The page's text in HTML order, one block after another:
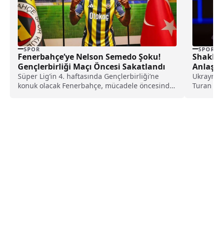
SPOR
Fenerbahçe’ye Nelson Semedo Şoku!
Gençlerbirliği Maçı Öncesi Sakatlandı
Süper Lig’in 4. haftasında Gençlerbirliği’ne
konuk olacak Fenerbahçe, mücadele öncesinde
SPOR
Turan